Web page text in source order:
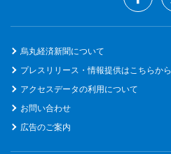
烏丸経済新聞について
プレスリリース・情報提供はこちらから
アクセスデータの利用について
お問い合わせ
広告のご案内